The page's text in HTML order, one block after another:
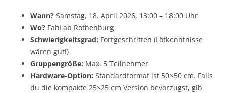
Wann? Samstag, 18. April 2026, 13:00 – 18:00 Uhr
Wo? FabLab Rothenburg
Schwierigkeitsgrad: Fortgeschritten (Lötkenntnisse
wären gut!)
Gruppengröße: Max. 5 Teilnehmer
Hardware-Option: Standardformat ist 50×50 cm. Falls
du die kompakte 25×25 cm Version bevorzugst, gib